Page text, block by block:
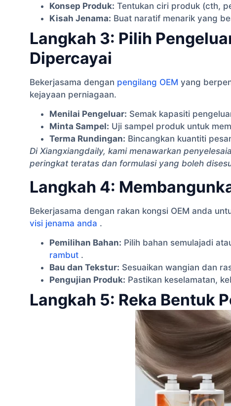
Konsep Produk: Tentukan ciri produk (cth,
Kisah Jenama: Buat naratif menarik yang
Langkah 3: Pilih
Dipercayai
Bekerjasama dengan pengilang OEM yang
kejayaan perniagaan.
Menilai Pengeluar: Semak kapasiti
Minta Sampel: Uji sampel produk untuk
Terma Rundingan: Bincangkan kuantiti
Di Xiangxiangdaily, kami menawarkan
peringkat teratas dan formulasi yang boleh
Langkah 4:
Bekerjasama dengan rakan kongsi OEM anda
visi jenama anda .
Pemilihan Bahan: Pilih bahan semulajadi
rambut .
Bau dan Tekstur: Sesuaikan wangian dan
Pengujian Produk: Pastikan keselamatan,
Langkah 5: Reka Bentuk